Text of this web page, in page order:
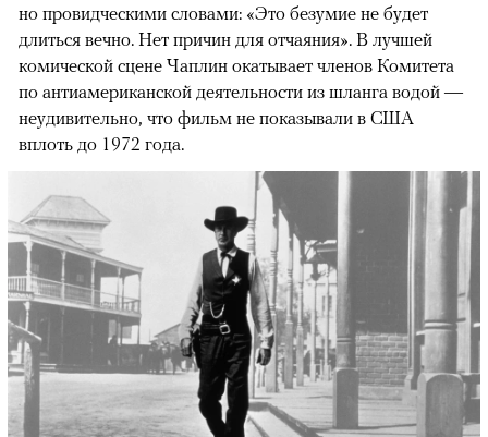
но провидческими словами: «Это безумие не будет
длиться вечно. Нет причин для отчаяния». В лучшей
комической сцене Чаплин окатывает членов Комитета
по антиамериканской деятельности из шланга водой —
неудивительно, что фильм не показывали в США
вплоть до 1972 года.